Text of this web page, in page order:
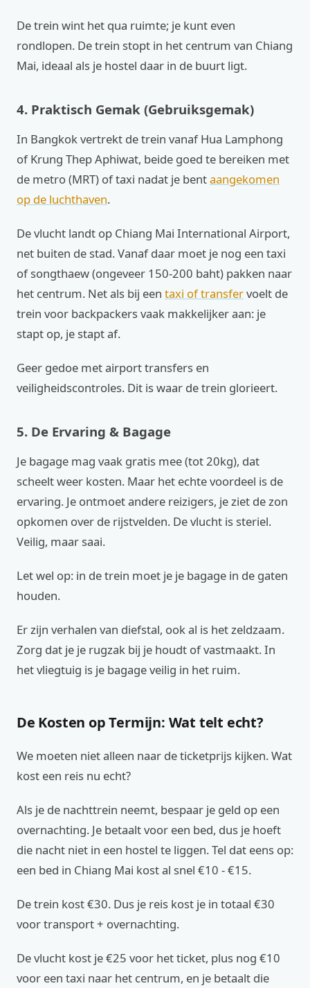
De trein wint het qua ruimte; je kunt even
rondlopen. De trein stopt in het centrum van Chiang
Mai, ideaal als je hostel daar in de buurt ligt.
4. Praktisch Gemak (Gebruiksgemak)
In Bangkok vertrekt de trein vanaf Hua Lamphong
of Krung Thep Aphiwat, beide goed te bereiken met
de metro (MRT) of taxi nadat je bentaangekomen
op de luchthaven.
De vlucht landt op Chiang Mai International Airport,
net buiten de stad. Vanaf daar moet je nog een taxi
of songthaew (ongeveer 150-200 baht) pakken naar
het centrum. Net als bij een taxi of transfervoelt de
trein voor backpackers vaak makkelijker aan: je
stapt op, je stapt af.
Geer gedoe met airport transfers en
veiligheidscontroles. Dit is waar de trein glorieert.
5. De Ervaring & Bagage
Je bagage mag vaak gratis mee (tot 20kg), dat
scheelt weer kosten. Maar het echte voordeel is de
ervaring. Je ontmoet andere reizigers, je ziet de zon
opkomen over de rijstvelden. De vlucht is steriel.
Veilig, maar saai.
Let wel op: in de trein moet je je bagage in de gaten
houden.
Er zijn verhalen van diefstal, ook al is het zeldzaam.
Zorg dat je je rugzak bij je houdt of vastmaakt. In
het vliegtuig is je bagage veilig in het ruim.
De Kosten op Termijn: Wat telt echt?
We moeten niet alleen naar de ticketprijs kijken. Wat
kost een reis nu echt?
Als je de nachttrein neemt, bespaar je geld op een
overnachting. Je betaalt voor een bed, dus je hoeft
die nacht niet in een hostel te liggen. Tel dat eens op:
een bed in Chiang Mai kost al snel €10 - €15.
De trein kost €30. Dus je reis kost je in totaal €30
voor transport + overnachting.
De vlucht kost je €25 voor het ticket, plus nog €10
voor een taxi naar het centrum, en je betaalt die